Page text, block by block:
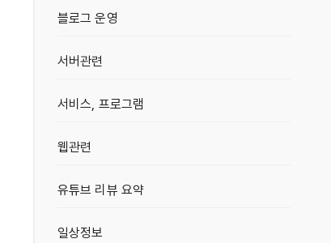
블로그 운영
서버관련
서비스, 프로그램
웹관련
유튜브 리뷰 요약
일상정보